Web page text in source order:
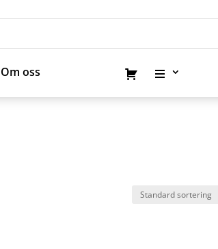
Om oss
Om oss